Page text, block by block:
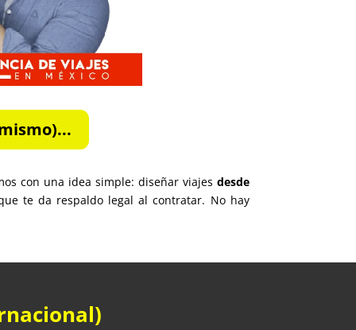
con una idea simple: diseñar viajes desde
te da respaldo legal al contratar. No hay